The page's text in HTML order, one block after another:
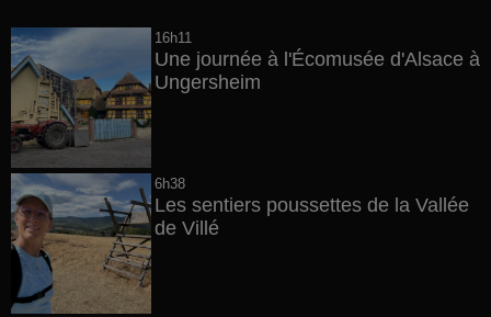
16h11
Une journée à l'Écomusée d'Alsace à
Ungersheim
6h38
Les sentiers poussettes de la Vallée
de Villé